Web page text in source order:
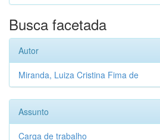
Busca facetada
Autor
Miranda, Luiza Cristina Fima de
Assunto
Carga de trabalho